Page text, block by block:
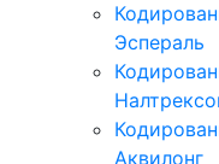
Эспераль
Аквилонг